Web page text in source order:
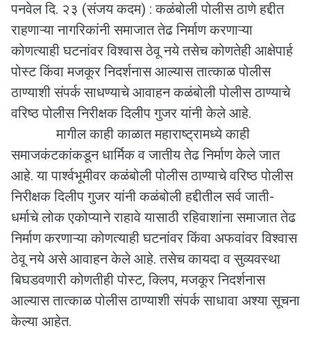
पनवेल दि. २३ (संजय कदम) : कळंबोली पोलीस ठाणे हद्दीत
राहणाऱ्या नागरिकांनी समाजात तेढ निर्माण करणाऱ्या
कोणत्याही घटनांवर विश्वास ठेवू नये तसेच कोणतेही आक्षेपार्ह
पोस्ट किंवा मजकूर निदर्शनास आल्यास तात्काळ पोलीस
ठाण्याशी संपर्क साधण्याचे आवाहन कळंबोली पोलीस ठाण्याचे
वरिष्ठ पोलीस निरीक्षक दिलीप गुजर यांनी केले आहे.
मागील काही काळात महाराष्ट्रामध्ये काही
समाजकंटकांकडून धार्मिक व जातीय तेढ निर्माण केले जात
आहे. या पार्श्वभूमीवर कळंबोली पोलीस ठाण्याचे वरिष्ठ पोलीस
निरीक्षक दिलीप गुजर यांनी कळंबोली हद्दीतील सर्व जाती-
धर्माचे लोक एकोप्याने राहावे यासाठी रहिवाशांना समाजात तेढ
निर्माण करणाऱ्या कोणत्याही घटनांवर किंवा अफवांवर विश्वास
ठेवू नये असे आवाहन केले आहे. तसेच कायदा व सुव्यवस्था
बिघडवणारी कोणतीही पोस्ट, क्लिप, मजकूर निदर्शनास
आल्यास तात्काळ पोलीस ठाण्याशी संपर्क साधावा अश्या सूचना
केल्या आहेत.